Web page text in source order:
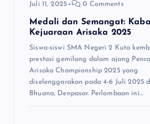
Juli 11, 2025 0 Comments
Medali dan Semangat:
Kejuaraan Arisaka 2025
Siswa-siswi SMA Negeri 2 Kuta
prestasi gemilang dalam ajang
Arisaka Championship 2025 yang
diselenggarakan pada 4-6 Juli 2025
Bhuana, Denpasar. Perlombaan ini…